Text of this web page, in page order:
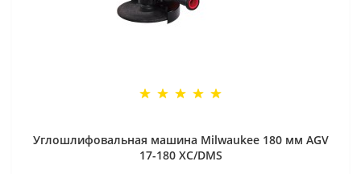
Углошлифовальная машина Milwaukee 180 мм AGV
17-180 XC/DMS